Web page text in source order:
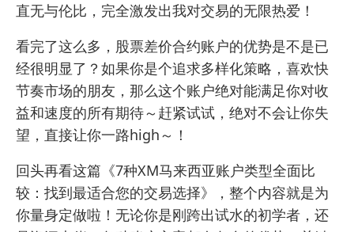
直无与伦比，完全激发出我对交易的无限热爱！
看完了这么多，股票差价合约账户的优势是不是已
经很明显了？如果你是个追求多样化策略，喜欢快
节奏市场的朋友，那么这个账户绝对能满足你对收
益和速度的所有期待～赶紧试试，绝对不会让你失
望，直接让你一路high～！
回头再看这篇《7种XM马来西亚账户类型全面比
较：找到最适合您的交易选择》，整个内容就是为
你量身定做啦！无论你是刚跨出试水的初学者，还